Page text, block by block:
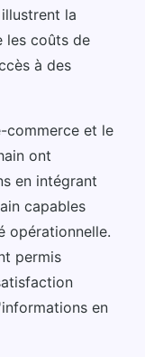
la
les coûts de
à des
commerce et le
ont
en intégrant
capables
opérationnelle.
permis
en